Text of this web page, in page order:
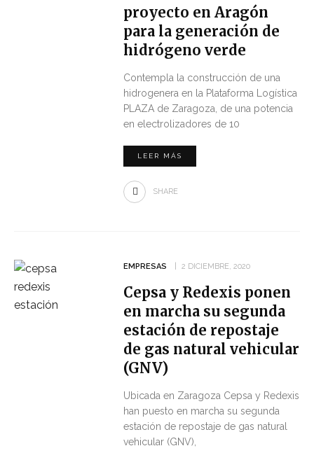
proyecto en Aragón
para la generación de
hidrógeno verde
Contempla la construcción de una
hidrogenera en la Plataforma Logística
PLAZA de Zaragoza, de una potencia
en electrolizadores de 10
LEER MÁS
SHARE
EMPRESAS 2 DICIEMBRE, 2020
Cepsa y Redexis ponen
en marcha su segunda
estación de repostaje
de gas natural vehicular
(GNV)
Ubicada en Zaragoza Cepsa y Redexis
han puesto en marcha su segunda
estación de repostaje de gas natural
vehicular (GNV),